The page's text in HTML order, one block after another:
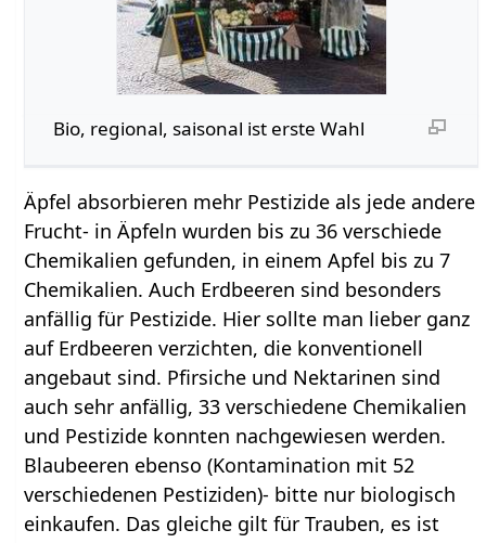
Bio, regional, saisonal ist erste Wahl
Äpfel absorbieren mehr Pestizide als jede andere
Frucht- in Äpfeln wurden bis zu 36 verschiede
Chemikalien gefunden, in einem Apfel bis zu 7
Chemikalien. Auch Erdbeeren sind besonders
anfällig für Pestizide. Hier sollte man lieber ganz
auf Erdbeeren verzichten, die konventionell
angebaut sind. Pfirsiche und Nektarinen sind
auch sehr anfällig, 33 verschiedene Chemikalien
und Pestizide konnten nachgewiesen werden.
Blaubeeren ebenso (Kontamination mit 52
verschiedenen Pestiziden)- bitte nur biologisch
einkaufen. Das gleiche gilt für Trauben, es ist